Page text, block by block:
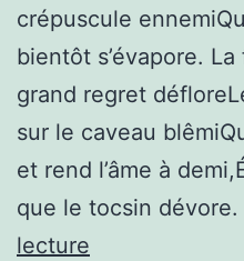
crépuscule
bientôt s’évapore.
grand regret
sur le caveau
et rend l’âme à
que le tocsin
lecture